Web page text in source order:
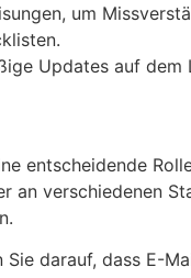
um
Updates auf
entscheidende
an verschiedenen
darauf, dass E-